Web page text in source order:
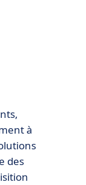
à
des